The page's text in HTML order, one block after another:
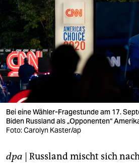
berlin
nord
wahrheit
verlag
verlag
veranstaltungen
Bei eine Wähler-Fragestunde am 17.
Biden Russland als „Opponenten“
Foto: Carolyn Kaster/ap
dpa | Russland mischt sich